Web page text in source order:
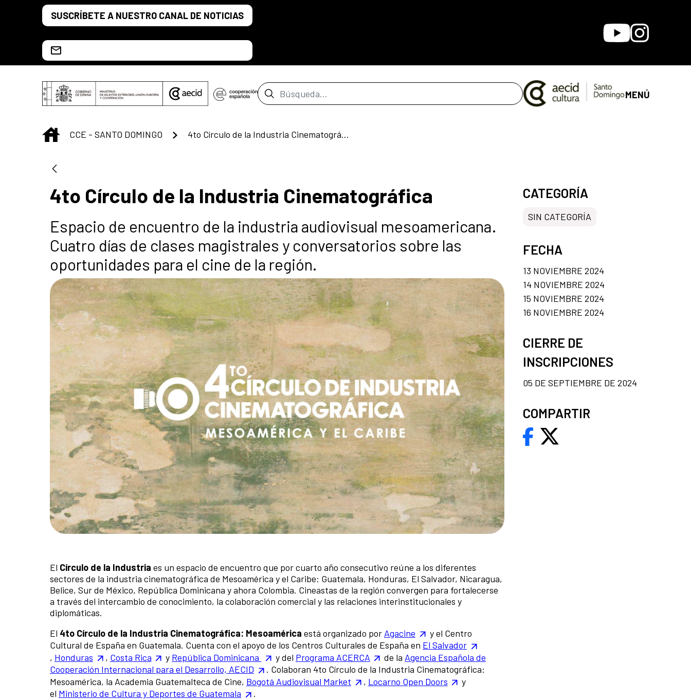
Saltar al contenido principal
SUSCRÍBETE A NUESTRO CANAL DE NOTICIAS
YoutubeInstagram
Barra de búsqueda MENÚ
INICIO
CCE - SANTO DOMINGO 4to Círculo de la Industria Cinematográfica
4to Círculo de la Industria Cinematográfica
Espacio de encuentro de la industria audiovisual mesoamericana.
Cuatro días de clases magistrales y conversatorios sobre las
oportunidades para el cine de la región.
El Círculo de la Industria es un espacio de encuentro que por cuarto año consecutivo reúne a los diferentes
sectores de la industria cinematográfica de Mesoamérica y el Caribe: Guatemala, Honduras, El Salvador, Nicaragua,
Belice, Sur de México, República Dominicana y ahora Colombia. Cineastas de la región convergen para fortalecerse
a través del intercambio de conocimiento, la colaboración comercial y las relaciones interinstitucionales y
diplomáticas.
El 4to Círculo de la Industria Cinematográfica: Mesoamérica está organizado por Agacine
y el Centro
Cultural de España en Guatemala. Cuenta con el apoyo de los Centros Culturales de España en El Salvador
, Honduras , Costa Rica y República Dominicana y del Programa ACERCA de la Agencia Española de
Cooperación Internacional para el Desarrollo, AECID
. Colaboran 4to Círculo de la Industria Cinematográfica:
Mesoamérica, la Academia Guatemalteca de Cine, Bogotá Audiovisual Market , Locarno Open Doors
y
el Ministerio de Cultura y Deportes de Guatemala
.
CATEGORÍA
SIN CATEGORÍA
FECHA
13 NOVIEMBRE 2024
14 NOVIEMBRE 2024
15 NOVIEMBRE 2024
16 NOVIEMBRE 2024
CIERRE DE
INSCRIPCIONES
05 DE SEPTIEMBRE DE 2024
COMPARTIR